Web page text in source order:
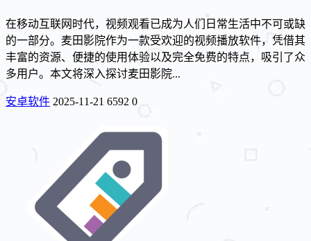
在移动互联网时代，视频观看已成为人们日常生活中不可或缺
的一部分。麦田影院作为一款受欢迎的视频播放软件，凭借其
丰富的资源、便捷的使用体验以及完全免费的特点，吸引了众
多用户。本文将深入探讨麦田影院...
安卓软件 2025-11-21 6592 0